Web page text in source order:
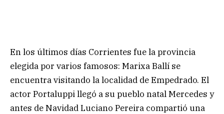
En los últimos días Corrientes fue la provincia
elegida por varios famosos: Marixa Ballí se
encuentra visitando la localidad de Empedrado. El
actor Portaluppi llegó a su pueblo natal Mercedes y
antes de Navidad Luciano Pereira compartió una